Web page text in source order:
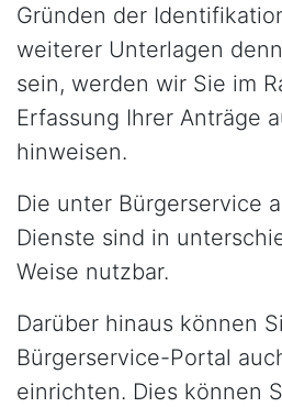
Gründen der
weiterer Unterlagen
sein, werden wir Sie im
Erfassung Ihrer Anträge
hinweisen.
Die unter Bürgerservice
Dienste sind in
Weise nutzbar.
Darüber hinaus können
Bürgerservice-Portal
einrichten. Dies können